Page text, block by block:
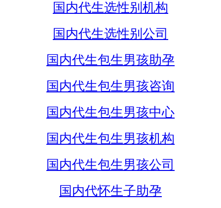
国内代生选性别机构
国内代生选性别公司
国内代生包生男孩助孕
国内代生包生男孩咨询
国内代生包生男孩中心
国内代生包生男孩机构
国内代生包生男孩公司
国内代怀生子助孕